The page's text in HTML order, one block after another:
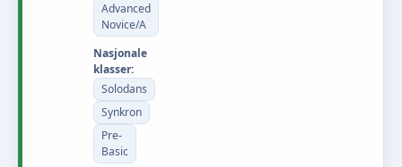
Advanced
Novice/A
Nasjonale
klasser:
Solodans
Synkron
Pre-
Basic